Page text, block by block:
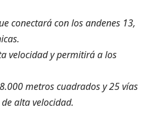
conectará con los andenes 13,
velocidad y permitirá a los
metros cuadrados y 25 vías
alta velocidad.